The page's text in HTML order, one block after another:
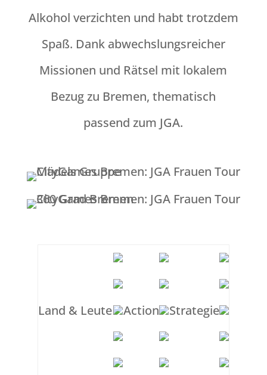
Alkohol verzichten und habt trotzdem
Spaß. Dank abwechslungsreicher
Missionen und Rätsel mit lokalem
Bezug zu Bremen, thematisch
passend zum JGA.
Land & Leute Action Strategie